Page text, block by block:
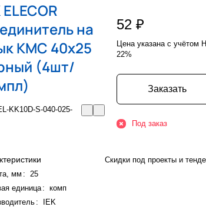
ELECOR
на
КМС 40х25
(4шт/
KK10D-S-040-025-
мм : 25
единица : комп
:
IEK
52 ₽
Цена указана с учётом
22%
Заказать
Под заказ
Скидки под проекты и